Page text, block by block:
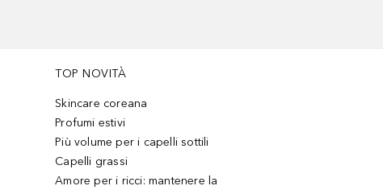
TOP NOVITÀ
Skincare coreana
Profumi estivi
Più volume per i capelli sottili
Capelli grassi
Amore per i ricci: mantenere la